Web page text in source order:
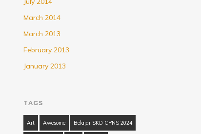
March 2014
March 2013
February 2013
January 2013
TAGS
Art Awesome Belajar SKD CPNS 2024